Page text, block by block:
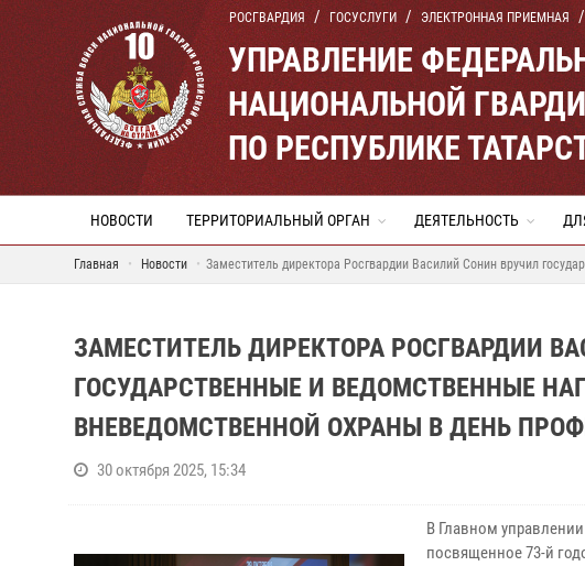
РОСГВАРДИЯ ГОСУСЛУГИ ЭЛЕКТРОННАЯ ПРИЕМНАЯ
УПРАВЛЕНИЕ
НАЦИОНАЛЬНОЙ
ПО РЕСПУБЛИКЕ
НОВОСТИ ТЕРРИТОРИАЛЬНЫЙ ОРГАН ДЕЯТЕЛЬНОСТЬ
Главная Новости Заместитель директора Росгвардии Василий Сонин вручил
ЗАМЕСТИТЕЛЬ ДИРЕКТОРА РОСГВАРДИИ
ГОСУДАРСТВЕННЫЕ И ВЕДОМСТВЕННЫЕ
ВНЕВЕДОМСТВЕННОЙ ОХРАНЫ В ДЕНЬ
30 октября 2025, 15:34
В Главном
посвященное 73-й